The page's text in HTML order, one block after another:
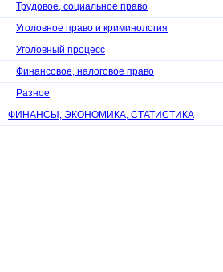
Трудовое, социальное право
Уголовное право и криминология
Уголовный процесс
Финансовое, налоговое право
Разное
ФИНАНСЫ, ЭКОНОМИКА, СТАТИСТИКА